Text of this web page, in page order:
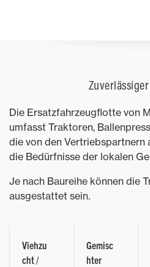
Die Ersatzfahrzeugflotte von
umfasst Traktoren,
die von den Vertriebspartnern
die Bedürfnisse der lokalen
Je nach Baureihe können die
ausgestattet sein.
Viehzu
cht /
Gemisc
hter